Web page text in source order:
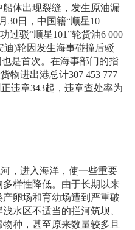
体出现裂缝，发生原油漏
月 30日 ，中国籍“顺星10
过驳“顺星101”轮货油6 000
迪)轮因发生海事碰撞后驳
是首次。在海事部门的指
物进出港总计307 453 777
正违章343起，违章查处率为
，进入海洋，使一些重要
样性降低。由于长期以来
卵场和育幼场遭到严重破
水区不适当的拦河筑坝、
种，甚至原来数量较多且